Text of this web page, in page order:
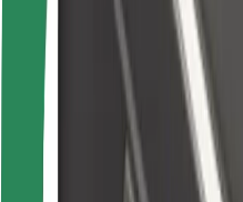
Autovadītāju drošība
Skrejriteņu drošība
Drošības laboratorija
Pilsētas